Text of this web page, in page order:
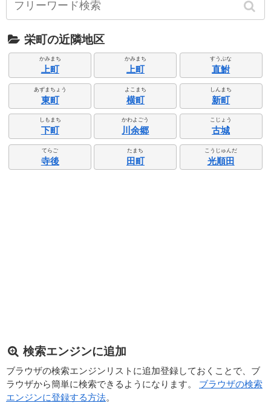
栄町の近隣地区
かみまち
上町
かみまち
上町
すうぶな
直鮒
あずまちょう
東町
よこまち
横町
しんまち
新町
しもまち
下町
かわよごう
川余郷
こじょう
古城
てらご
寺後
たまち
田町
こうじゅんだ
光順田
検索エンジンに追加
ブラウザの検索エンジンリストに追加登録しておくことで、ブ
ラウザから簡単に検索できるようになります。 ブラウザの検索
エンジンに登録する方法。